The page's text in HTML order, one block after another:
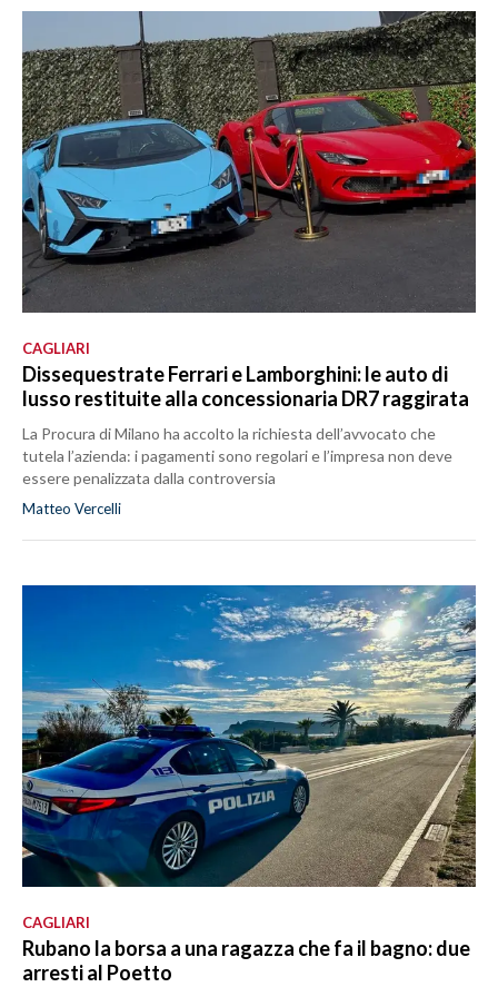
CAGLIARI
Dissequestrate Ferrari e Lamborghini: le auto di
lusso restituite alla concessionaria DR7 raggirata
La Procura di Milano ha accolto la richiesta dell’avvocato che
tutela l’azienda: i pagamenti sono regolari e l’impresa non deve
essere penalizzata dalla controversia
Matteo Vercelli
CAGLIARI
Rubano la borsa a una ragazza che fa il bagno: due
arresti al Poetto